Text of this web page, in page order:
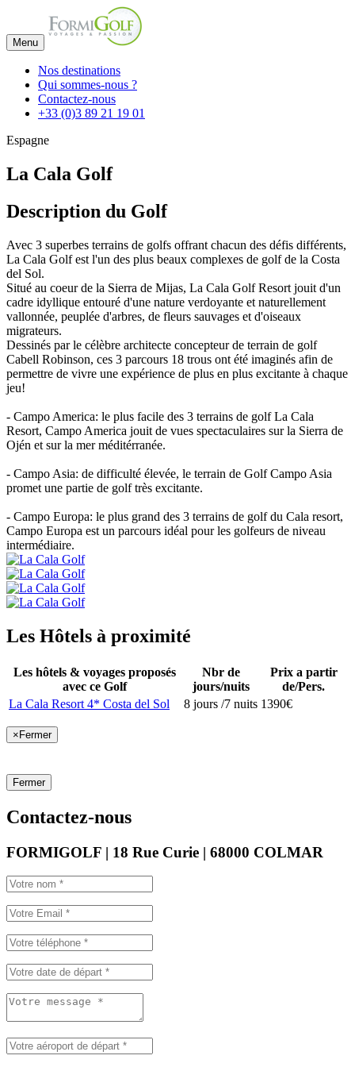
Menu
Nos destinations
Qui sommes-nous ?
Contactez-nous
+33 (0)3 89 21 19 01
Espagne
La Cala Golf
Description du Golf
Avec 3 superbes terrains de golfs offrant chacun des défis différents,
La Cala Golf est l'un des plus beaux complexes de golf de la Costa
del Sol.
Situé au coeur de la Sierra de Mijas, La Cala Golf Resort jouit d'un
cadre idyllique entouré d'une nature verdoyante et naturellement
vallonnée, peuplée d'arbres, de fleurs sauvages et d'oiseaux
migrateurs.
Dessinés par le célèbre architecte concepteur de terrain de golf
Cabell Robinson, ces 3 parcours 18 trous ont été imaginés afin de
permettre de vivre une expérience de plus en plus excitante à chaque
jeu!
- Campo America: le plus facile des 3 terrains de golf La Cala
Resort, Campo America jouit de vues spectaculaires sur la Sierra de
Ojén et sur la mer méditérranée.
- Campo Asia: de difficulté élevée, le terrain de Golf Campo Asia
promet une partie de golf très excitante.
- Campo Europa: le plus grand des 3 terrains de golf du Cala resort,
Campo Europa est un parcours idéal pour les golfeurs de niveau
intermédiaire.
Les Hôtels à proximité
Les hôtels & voyages proposés
avec ce Golf
Nbr de
jours/nuits
Prix a partir
de/Pers.
La Cala Resort 4* Costa del Sol
8 jours /7 nuits 1390€
×Fermer
Fermer
Contactez-nous
FORMIGOLF | 18 Rue Curie | 68000 COLMAR